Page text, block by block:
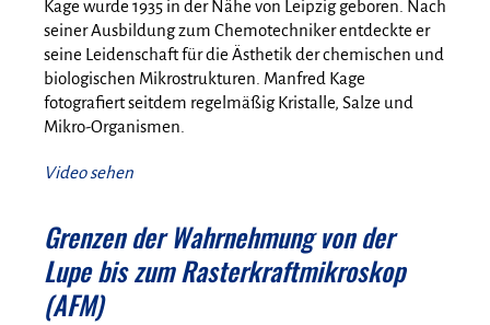
Kage wurde 1935 in der Nähe von Leipzig geboren. Nach
seiner Ausbildung zum Chemotechniker entdeckte er
seine Leidenschaft für die Ästhetik der chemischen und
biologischen Mikrostrukturen. Manfred Kage
fotografiert seitdem regelmäßig Kristalle, Salze und
Mikro-Organismen.
Video sehen
Grenzen der Wahrnehmung von der
Lupe bis zum Rasterkraftmikroskop
(AFM)